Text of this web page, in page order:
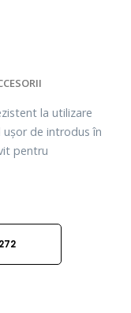
la utilizare
de introdus în
pentru